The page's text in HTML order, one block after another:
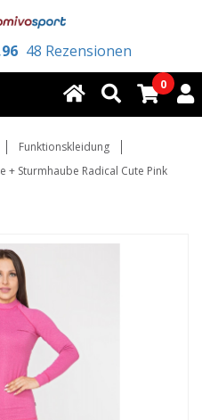
48 Rezensionen
0
Funktionskleidung
+ Sturmhaube Radical Cute Pink